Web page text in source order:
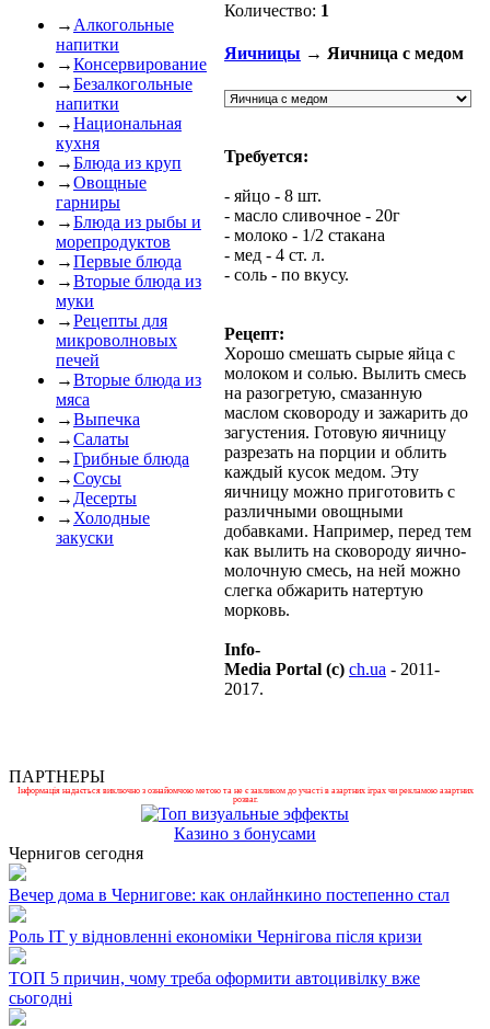
→ Алкогольные
напитки
→Консервирование
→Безалкогольные
напитки
→Национальная
кухня
→Блюда из круп
→Овощные
гарниры
→Блюда из рыбы и
морепродуктов
→Первые блюда
→Вторые блюда из
муки
→Рецепты для
микроволновых
печей
→Вторые блюда из
мяса
→Выпечка
→Салаты
→Грибные блюда
→Соусы
→ Десерты
→ Холодные
закуски
Количество: 1
Яичницы → Яичница с медом
Требуется:
- яйцо - 8 шт.
- масло сливочное - 20г
- молоко - 1/2 стакана
- мед - 4 ст. л.
- соль - по вкусу.
Рецепт:
Хорошо смешать сырые яйца с
молоком и солью. Вылить смесь
на разогретую, смазанную
маслом сковороду и зажарить до
загустения. Готовую яичницу
разрезать на порции и облить
каждый кусок медом. Эту
яичницу можно приготовить с
различными овощными
добавками. Например, перед тем
как вылить на сковороду яично-
молочную смесь, на ней можно
слегка обжарить натертую
морковь.
Info-
Media Portal (c) ch.ua - 2011-
2017.
ПАРТНЕРЫ
Інформація надається виключно з ознайомчою метою та не є закликом до участі в азартних іграх чи рекламою азартних
розваг.
Казино з бонусами
Чернигов сегодня
Вечер дома в Чернигове: как онлайнкино постепенно стал
Роль ІТ у відновленні економіки Чернігова після кризи
ТОП 5 причин, чому треба оформити автоцивілку вже
сьогодні